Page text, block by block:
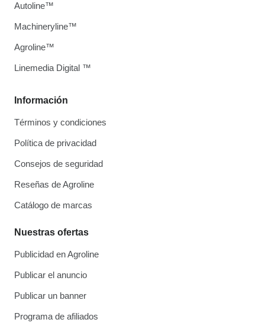
Información
Términos y condiciones
Política de privacidad
Consejos de seguridad
Reseñas de Agroline
Catálogo de marcas
Nuestras ofertas
Publicidad en Agroline
Publicar el anuncio
Publicar un banner
Programa de afiliados
Autoline™
Machineryline™
Agroline™
Linemedia Digital ™